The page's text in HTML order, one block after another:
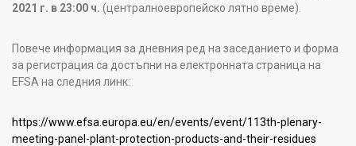
2021 г. в 23:00 ч. (централноевропейско лятно време).
Повече информация за дневния ред на заседанието и форма
за регистрация са достъпни на електронната страница на
ЕFSA на следния линк:
https://www.efsa.europa.eu/en/events/event/113th-plenary-
meeting-panel-plant-protection-products-and-their-residues